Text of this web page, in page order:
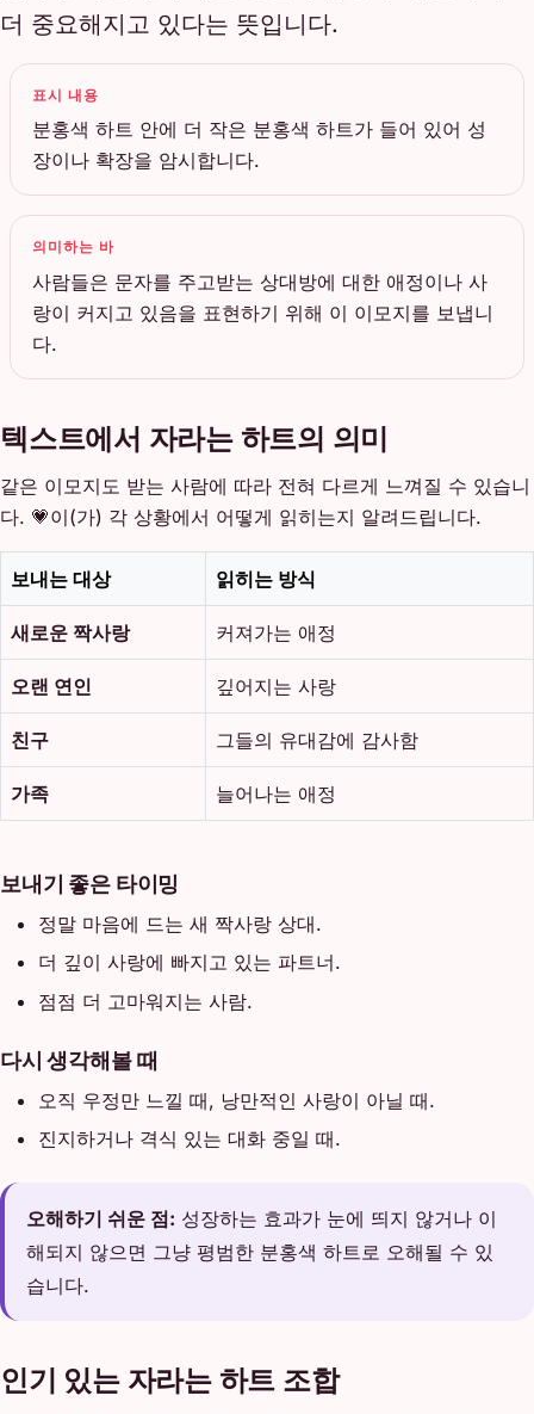
더 중요해지고 있다는 뜻입니다.
표시 내용
분홍색 하트 안에 더 작은 분홍색 하트가 들어 있어 성
장이나 확장을 암시합니다.
의미하는 바
사람들은 문자를 주고받는 상대방에 대한 애정이나 사
랑이 커지고 있음을 표현하기 위해 이 이모지를 보냅니
다.
텍스트에서 자라는 하트의 의미
같은 이모지도 받는 사람에 따라 전혀 다르게 느껴질 수 있습니
다. 💗이(가) 각 상황에서 어떻게 읽히는지 알려드립니다.
보내는 대상 읽히는 방식
새로운 짝사랑 커져가는 애정
오랜 연인 깊어지는 사랑
친구 그들의 유대감에 감사함
가족 늘어나는 애정
보내기 좋은 타이밍
정말 마음에 드는 새 짝사랑 상대.
더 깊이 사랑에 빠지고 있는 파트너.
점점 더 고마워지는 사람.
다시 생각해볼 때
오직 우정만 느낄 때, 낭만적인 사랑이 아닐 때.
진지하거나 격식 있는 대화 중일 때.
오해하기 쉬운 점: 성장하는 효과가 눈에 띄지 않거나 이
해되지 않으면 그냥 평범한 분홍색 하트로 오해될 수 있
습니다.
인기 있는 자라는 하트 조합